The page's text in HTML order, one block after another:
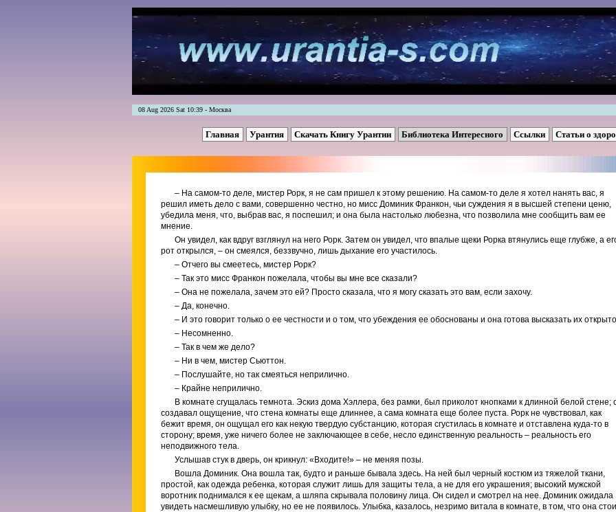
08 Aug 2026 Sat 10:39 - Москва
Главная Урантия Скачать Книгу Урантии Библиотека Интересного Ссылки Статьи о
– На самом-то деле, мистер Рорк, я не сам пришел к этому решению. На самом-то деле я хотел нанять вас, я
решил иметь дело с вами, совершенно честно, но мисс Доминик Франкон, чьи суждения я в высшей степени ценю,
убедила меня, что, выбрав вас, я поспешил; и она была настолько любезна, что позволила мне сообщить вам ее
мнение.
Он увидел, как вдруг взглянул на него Рорк. Затем он увидел, что впалые щеки Рорка втянулись еще глубже, а
рот открылся, – он смеялся, беззвучно, лишь дыхание его участилось.
– Отчего вы смеетесь, мистер Рорк?
– Так это мисс Франкон пожелала, чтобы вы мне все сказали?
– Она не пожелала, зачем это ей? Просто сказала, что я могу сказать это вам, если захочу.
– Да, конечно.
– И это говорит только о ее честности и о том, что убеждения ее обоснованы и она готова высказать их
– Несомненно.
– Так в чем же дело?
– Ни в чем, мистер Сьюттон.
– Послушайте, но так смеяться неприлично.
– Крайне неприлично.
В комнате сгущалась темнота. Эскиз дома Хэллера, без рамки, был приколот кнопками к длинной белой стене;
создавал ощущение, что стена комнаты еще длиннее, а сама комната еще более пуста. Рорк не чувствовал, как
бежит время, он ощущал его как некую твердую субстанцию, которая сгустилась в комнате и отставлена куда-то в
сторону; время, уже ничего более не заключающее в себе, несло единственную реальность – реальность его
неподвижного тела.
Услышав стук в дверь, он крикнул: «Входите!» – не меняя позы.
Вошла Доминик. Она вошла так, будто и раньше бывала здесь. На ней был черный костюм из тяжелой ткани,
простой, как одежда ребенка, которая служит лишь для защиты тела, а не для его украшения; высокий мужской
воротник поднимался к ее щекам, а шляпа скрывала половину лица. Он сидел и смотрел на нее. Доминик ожидала
увидеть насмешливую улыбку, но ее не появилось. Улыбка, казалось, незримо витала в комнате, в том, что она